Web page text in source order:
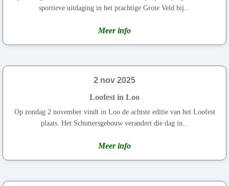
sportieve uitdaging in het prachtige Grote Veld bij...
Meer info
2 nov 2025
Loofest in Loo
Op zondag 2 november vindt in Loo de achtste editie van het Loofest
plaats. Het Schuttersgebouw verandert die dag in...
Meer info